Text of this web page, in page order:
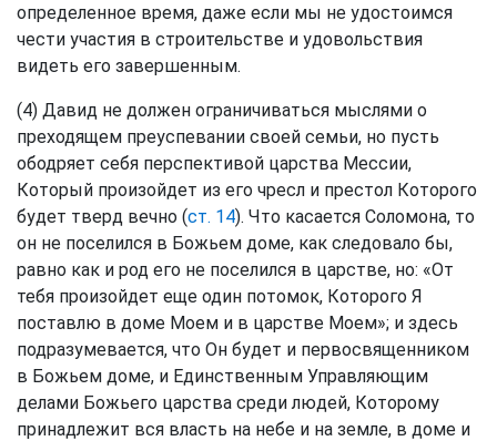
определенное время, даже если мы не удостоимся
чести участия в строительстве и удовольствия
видеть его завершенным.
(4) Давид не должен ограничиваться мыслями о
преходящем преуспевании своей семьи, но пусть
ободряет себя перспективой царства Мессии,
Который произойдет из его чресл и престол Которого
будет тверд вечно (ст. 14). Что касается Соломона, то
он не поселился в Божьем доме, как следовало бы,
равно как и род его не поселился в царстве, но: «От
тебя произойдет еще один потомок, Которого Я
поставлю в доме Моем и в царстве Моем»; и здесь
подразумевается, что Он будет и первосвященником
в Божьем доме, и Единственным Управляющим
делами Божьего царства среди людей, Которому
принадлежит вся власть на небе и на земле, в доме и